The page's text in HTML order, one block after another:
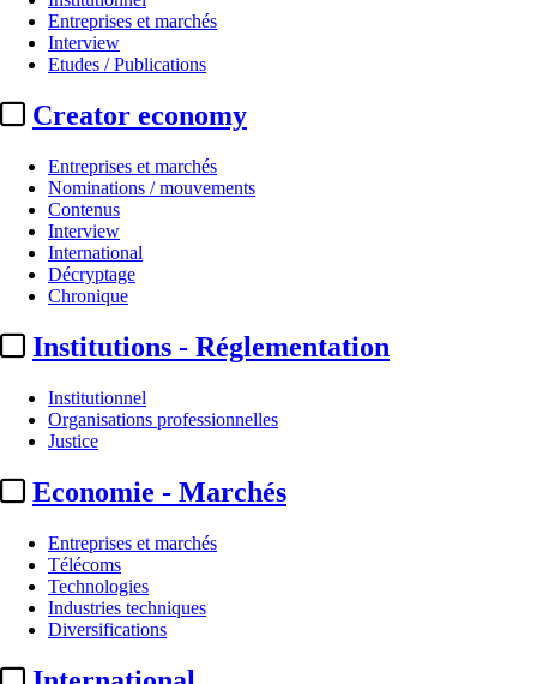
Entreprises et marchés
Interview
Etudes / Publications
Creator economy
Entreprises et marchés
Nominations / mouvements
Contenus
Interview
International
Décryptage
Chronique
Institutions - Réglementation
Institutionnel
Organisations professionnelles
Justice
Economie - Marchés
Entreprises et marchés
Télécoms
Technologies
Industries techniques
Diversifications